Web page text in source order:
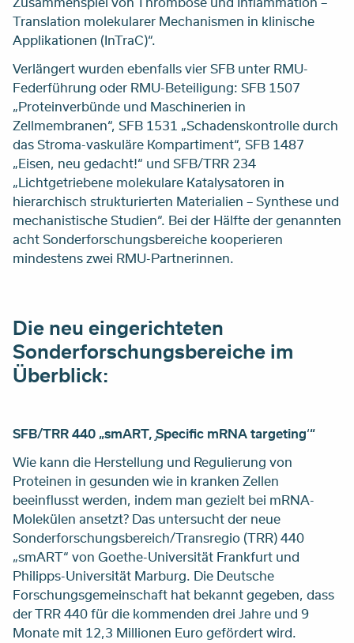
Translation molekularer Mechanismen in klinische
Applikationen (InTraC)“.
Verlängert wurden ebenfalls vier SFB unter RMU-
Federführung oder RMU-Beteiligung: SFB 1507
„Proteinverbünde und Maschinerien in
Zellmembranen“, SFB 1531 „Schadenskontrolle durch
das Stroma-vaskuläre Kompartiment“, SFB 1487
„Eisen, neu gedacht!“ und SFB/TRR 234
„Lichtgetriebene molekulare Katalysatoren in
hierarchisch strukturierten Materialien – Synthese und
mechanistische Studien“. Bei der Hälfte der genannten
acht Sonderforschungsbereiche kooperieren
mindestens zwei RMU-Partnerinnen.
Die neu eingerichteten
Sonderforschungsbereiche im
Überblick:
SFB/TRR 440 „smART, ̡Specific mRNA targeting‘“
Wie kann die Herstellung und Regulierung von
Proteinen in gesunden wie in kranken Zellen
beeinflusst werden, indem man gezielt bei mRNA-
Molekülen ansetzt? Das untersucht der neue
Sonderforschungsbereich/Transregio (TRR) 440
„smART“ von Goethe-Universität Frankfurt und
Philipps-Universität Marburg. Die Deutsche
Forschungsgemeinschaft hat bekannt gegeben, dass
der TRR 440 für die kommenden drei Jahre und 9
Monate mit 12,3 Millionen Euro gefördert wird.